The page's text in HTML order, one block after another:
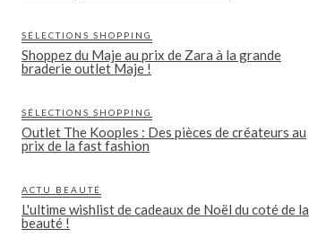
SÉLECTIONS SHOPPING
Shoppez du Maje au prix de Zara à la grande
braderie outlet Maje !
SÉLECTIONS SHOPPING
Outlet The Kooples : Des pièces de créateurs au
prix de la fast fashion
ACTU BEAUTÉ
L'ultime wishlist de cadeaux de Noël du coté de la
beauté !